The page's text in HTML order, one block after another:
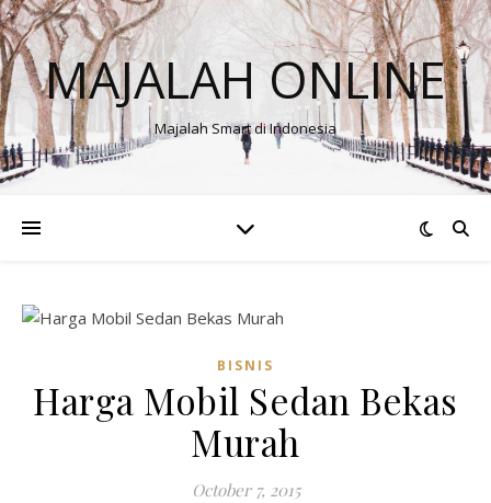
MAJALAH ONLINE
Majalah Smart di Indonesia
BISNIS
Harga Mobil Sedan Bekas
Murah
October 7, 2015